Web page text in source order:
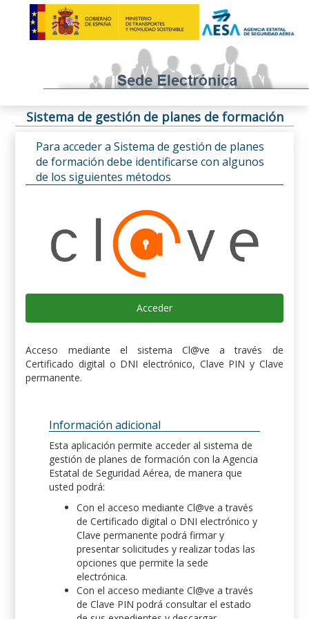
Sistema de gestión de planes de formación
Para acceder a Sistema de gestión de planes
de formación debe identificarse con algunos
de los siguientes métodos
Acceder
Acceso mediante el sistema Cl@ve a través de
Certificado digital o DNI electrónico, Clave PIN y Clave
permanente.
Información adicional
Esta aplicación permite acceder al sistema de
gestión de planes de formación con la Agencia
Estatal de Seguridad Aérea, de manera que
usted podrá:
Con el acceso mediante Cl@ve a través
de Certificado digital o DNI electrónico y
Clave permanente podrá firmar y
presentar solicitudes y realizar todas las
opciones que permite la sede
electrónica.
Con el acceso mediante Cl@ve a través
de Clave PIN podrá consultar el estado